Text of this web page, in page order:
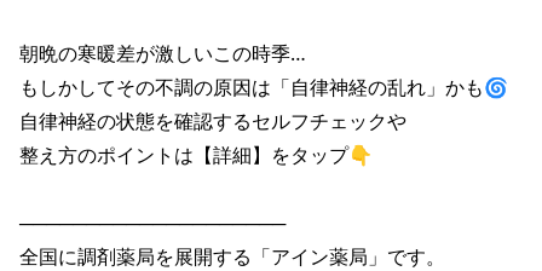
朝晩の寒暖差が激しいこの時季…
もしかしてその不調の原因は「自律神経の乱れ」かも🌀
自律神経の状態を確認するセルフチェックや
整え方のポイントは【詳細】をタップ👇
────────────────────
全国に調剤薬局を展開する「アイン薬局」です。